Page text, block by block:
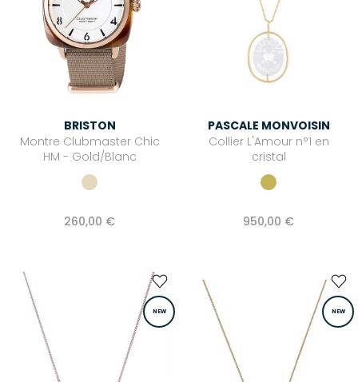
BRISTON
Montre Clubmaster Chic
HM - Gold/Blanc
260,00 €
PASCALE MONVOISIN
Collier L'Amour n°1 en
cristal
950,00 €
NEW NEW